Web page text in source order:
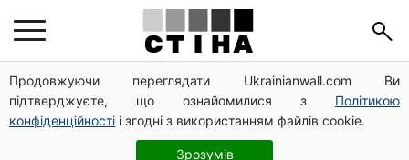
Продовжуючи переглядати Ukrainianwall.com Ви
підтверджуєте, що ознайомилися з Політикою
конфіденційності і згодні з використанням файлів cookie.
Зрозумів
Тарифи Київстар і Vodafone подешевшали до 50%:
скільки коштує зв'язок у серпні
До 19 400 грн на дрова: ПФУ приймає заяви на
субсидію для власників пічного опалення